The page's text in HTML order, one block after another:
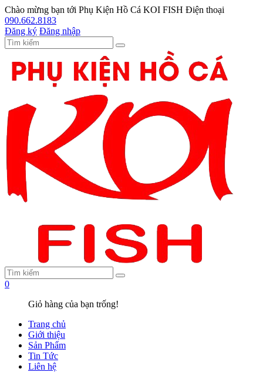
Chào mừng bạn tới Phụ Kiện Hồ Cá KOI FISH Điện thoại
090.662.8183
Đăng ký Đăng nhập
0
Giỏ hàng của bạn trống!
Trang chủ
Giới thiệu
Sản Phẩm
Tin Tức
Liên hệ